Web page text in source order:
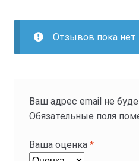
Отзывов пока нет.
Ваш адрес email не
Обязательные поля
Ваша оценка *